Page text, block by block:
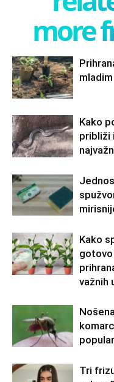
more
Kako
približi
Kako
važnih
Tri